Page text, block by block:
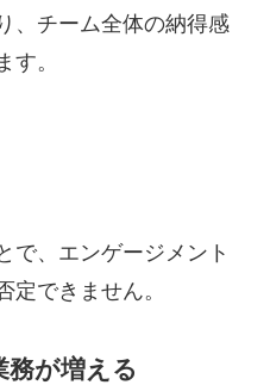
、チーム全体の納得感
す。
で、エンゲージメント
定できません。
務が増える